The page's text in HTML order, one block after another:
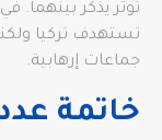
توتر يذكر بينهما.
تستهدف تركيا
جماعات إرهابية.
خاتمة